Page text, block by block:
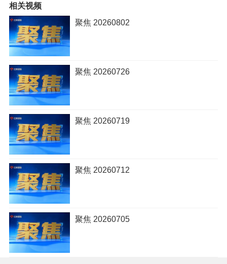
相关视频
聚焦 20260802
聚焦 20260726
聚焦 20260719
聚焦 20260712
聚焦 20260705